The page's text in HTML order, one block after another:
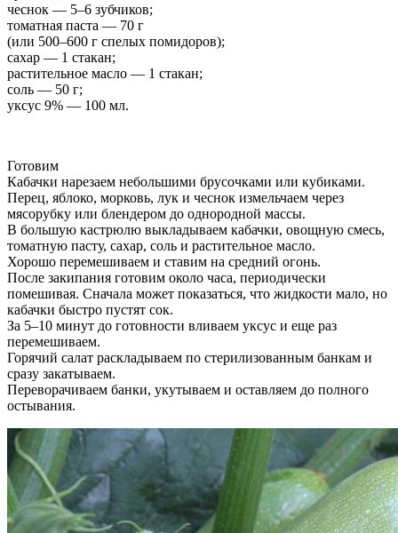
чеснок — 5–6 зубчиков;
томатная паста — 70 г
(или 500–600 г спелых помидоров);
сахар — 1 стакан;
растительное масло — 1 стакан;
соль — 50 г;
уксус 9% — 100 мл.
Готовим
Кабачки нарезаем небольшими брусочками или кубиками.
Перец, яблоко, морковь, лук и чеснок измельчаем через
мясорубку или блендером до однородной массы.
В большую кастрюлю выкладываем кабачки, овощную смесь,
томатную пасту, сахар, соль и растительное масло.
Хорошо перемешиваем и ставим на средний огонь.
После закипания готовим около часа, периодически
помешивая. Сначала может показаться, что жидкости мало, но
кабачки быстро пустят сок.
За 5–10 минут до готовности вливаем уксус и еще раз
перемешиваем.
Горячий салат раскладываем по стерилизованным банкам и
сразу закатываем.
Переворачиваем банки, укутываем и оставляем до полного
остывания.